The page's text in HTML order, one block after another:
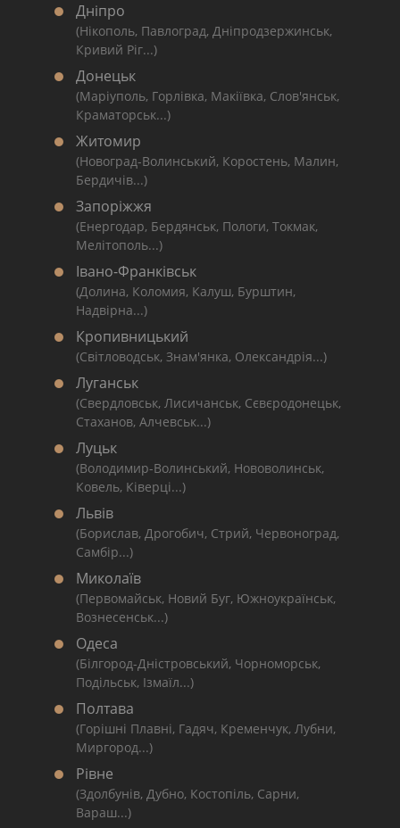
Дніпро
(Нікополь, Павлоград, Дніпродзержинськ,
Кривий Ріг...)
Донецьк
(Маріуполь, Горлівка, Макіївка, Слов'янськ,
Краматорськ...)
Житомир
(Новоград-Волинський, Коростень, Малин,
Бердичів...)
Запоріжжя
(Енергодар, Бердянськ, Пологи, Токмак,
Мелітополь...)
Івано-Франківськ
(Долина, Коломия, Калуш, Бурштин,
Надвірна...)
Кропивницький
(Світловодськ, Знам'янка, Олександрія...)
Луганськ
(Свердловськ, Лисичанськ, Сєвєродонецьк,
Стаханов, Алчевськ...)
Луцьк
(Володимир-Волинський, Нововолинськ,
Ковель, Ківерці...)
Львів
(Борислав, Дрогобич, Стрий, Червоноград,
Самбір...)
Миколаїв
(Первомайськ, Новий Буг, Южноукраїнськ,
Вознесенськ...)
Одеса
(Білгород-Дністровський, Чорноморськ,
Подільськ, Ізмаїл...)
Полтава
(Горішні Плавні, Гадяч, Кременчук, Лубни,
Миргород...)
Рівне
(Здолбунів, Дубно, Костопіль, Сарни,
Вараш...)